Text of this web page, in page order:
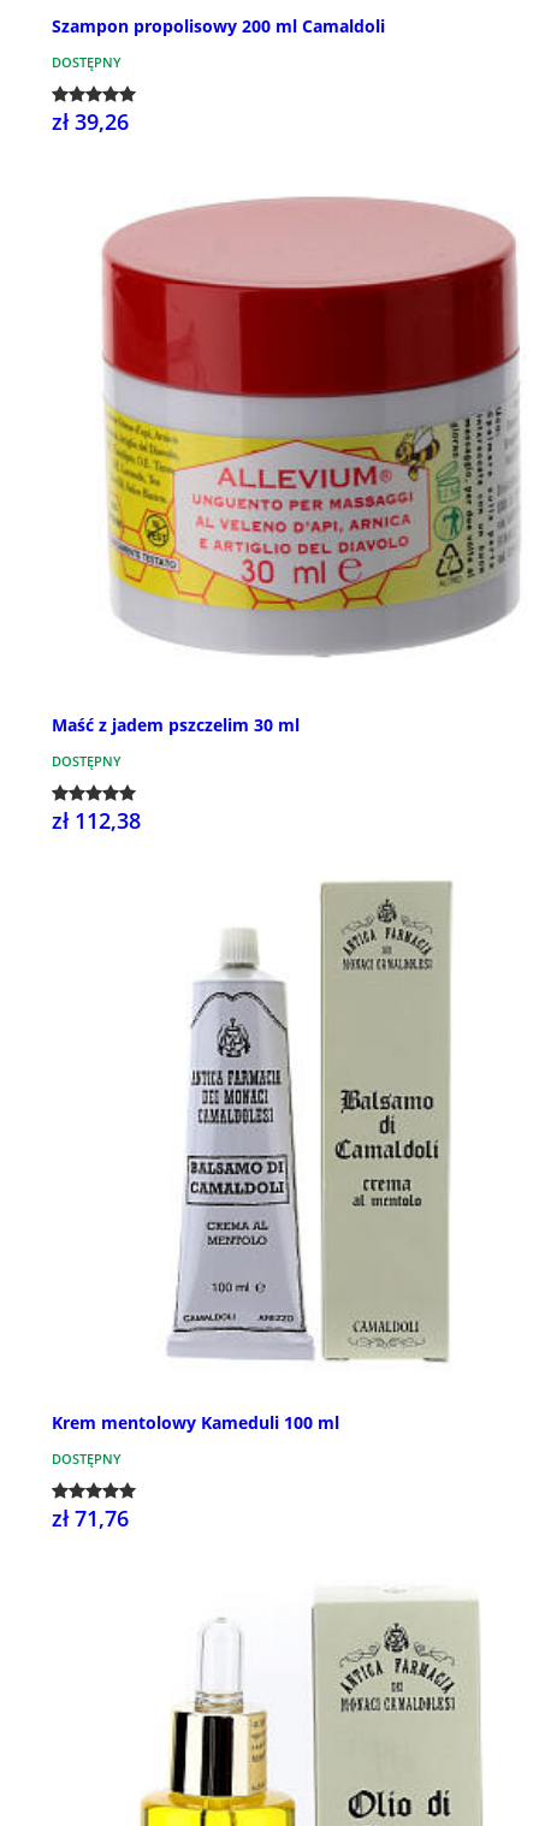
Szampon propolisowy 200 ml Camaldoli
DOSTĘPNY
zł 39,26
Maść z jadem pszczelim 30 ml
DOSTĘPNY
zł 112,38
Krem mentolowy Kameduli 100 ml
DOSTĘPNY
zł 71,76